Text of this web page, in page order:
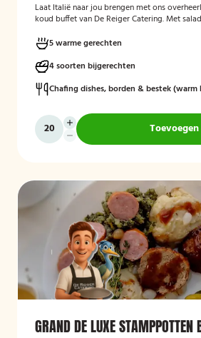
Laat Italië naar jou brengen met ons
koud buffet van De Reiger Catering. Met
5 warme gerechten
4 soorten bijgerechten
Chafing dishes, borden & bestek (warm
Toevoegen
GRAND DE LUXE STAMPPOTTEN